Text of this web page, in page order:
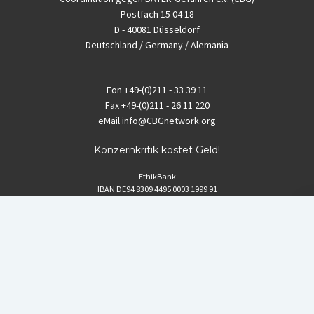
Postfach 15 04 18
D - 40081 Düsseldorf
Deutschland / Germany / Alemania
Fon +49-(0)211 - 33 39 11
Fax+49-(0)211 - 26 11 220
eMailinfo@CBGnetwork.org
Konzernkritik kostet Geld!
EthikBank
IBAN DE94 8309 4495 0003 1999 91